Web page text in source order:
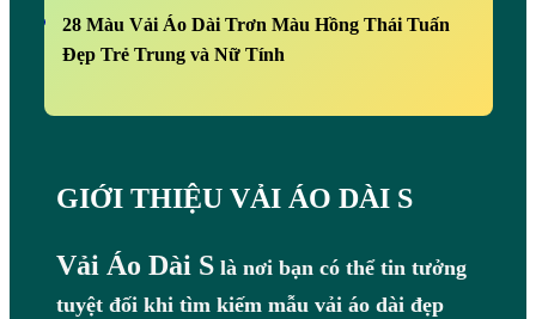
28 Màu Vải Áo Dài Trơn Màu Hồng Thái Tuấn
Đẹp Trẻ Trung và Nữ Tính
GIỚI THIỆU VẢI ÁO DÀI S
Vải Áo Dài Slà nơi bạn có thể tin tưởng
tuyệt đối khi tìm kiếm mẫu vải áo dài đẹp